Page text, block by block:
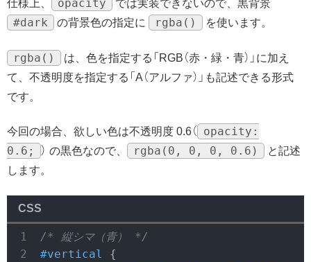
仕様上、 opacity では実装できないので、黒背景
#dark の背景色の指定に rgba() を使います。
rgba()
は、色を指定する「RGB（赤・緑・青）」に加え
て、不透明度を指定する「A（アルファ）」も記述できる形式
です。
今回の場合、欲しい色は不透明度 0.6（
opacity:
0.6;
） の黒色なので、 rgba(0, 0, 0, 0.6)
と記述
します。
CSS
/* 縦シマ（青） */
#vertical
{